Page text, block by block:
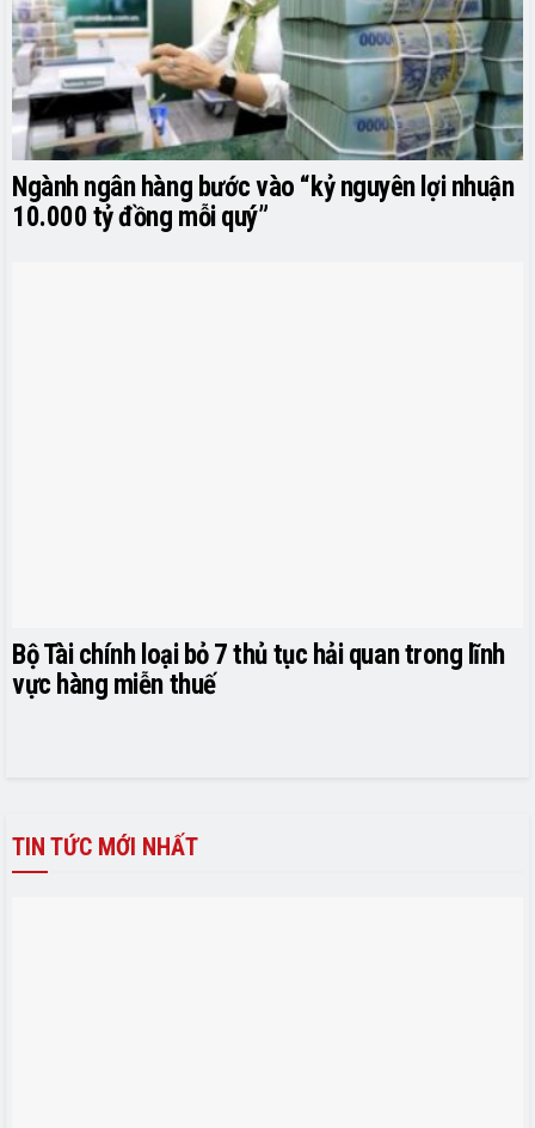
Ngành ngân hàng bước vào “kỷ nguyên lợi nhuận
10.000 tỷ đồng mỗi quý”
Bộ Tài chính loại bỏ 7 thủ tục hải quan trong lĩnh
vực hàng miễn thuế
TIN TỨC MỚI NHẤT